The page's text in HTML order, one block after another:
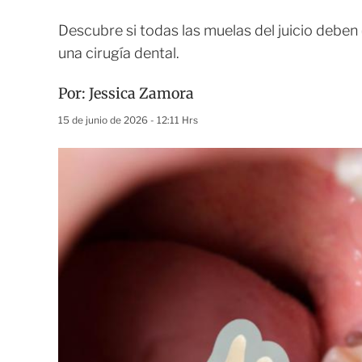
Descubre si todas las muelas del juicio
una cirugía dental.
Por: Jessica Zamora
15 de junio de 2026 - 12:11 Hrs